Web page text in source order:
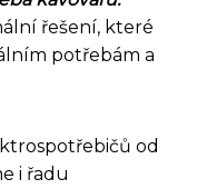
řešení, které
potřebám a
od
i řadu